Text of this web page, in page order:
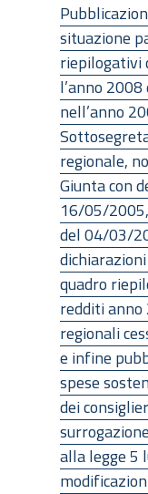
situazione
riepilogativi
l’anno
nell’anno
regionale,
Giunta con
16/05/
del 04/03/
quadro
redditi anno
regionali
e infine
spese
dei
alla legge 5